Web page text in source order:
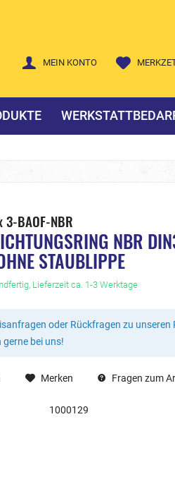
MEIN KONTO
3-BAOF-NBR
NBR
STAUBLIPPE
Lieferzeit ca. 1-3 Werktage
oder Rückfragen zu unseren
gerne bei uns!
Merken Fragen zum
1000129